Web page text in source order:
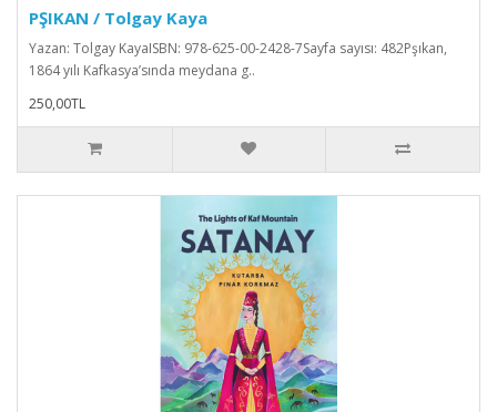
PŞIKAN / Tolgay Kaya
Yazan: Tolgay KayaISBN: 978-625-00-2428-7Sayfa sayısı: 482Pşıkan,
1864 yılı Kafkasya’sında meydana g..
250,00TL